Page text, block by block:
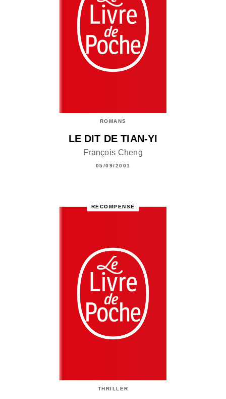
ROMANS
LE DIT DE TIAN-YI
François Cheng
05/09/2001
RÉCOMPENSÉ
THRILLER